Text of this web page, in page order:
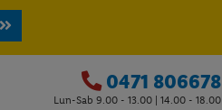
0471 806678
Lun-Sab 9.00 - 13.00 | 14.00 - 18.00